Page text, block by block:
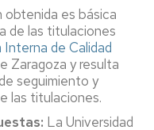
obtenida es básica
de las titulaciones
de Calidad
Zaragoza y resulta
seguimiento y
las titulaciones.
La Universidad